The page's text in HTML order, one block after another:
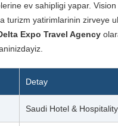
ev sahipligi yapar.
turizm yatirimlarinin zirveye
Expo Travel Agency
Detay
Saudi Hotel &